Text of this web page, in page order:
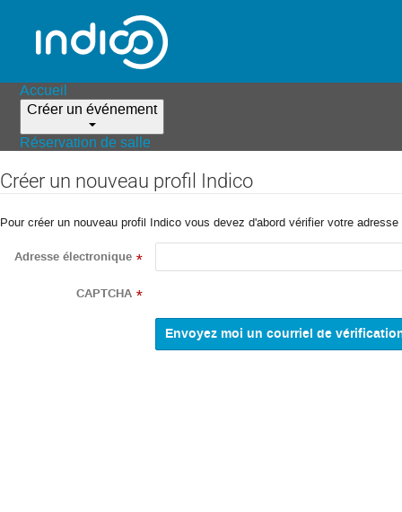
Accueil
Créer un événement
Réservation de salle
Créer un nouveau profil Indico
Pour créer un nouveau profil Indico vous devez d'abord vérifier votre
Adresse électronique *
CAPTCHA *